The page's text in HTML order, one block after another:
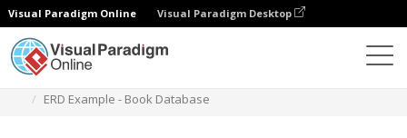
Visual Paradigm Online Visual Paradigm Desktop
ERD Example - Book Database